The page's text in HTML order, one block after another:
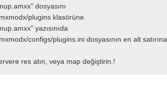
dosyasını
plugins klasörüne.
yazısınıda
configs/plugins.ini dosyasının en alt satırına
res atın, veya map değiştirin.!